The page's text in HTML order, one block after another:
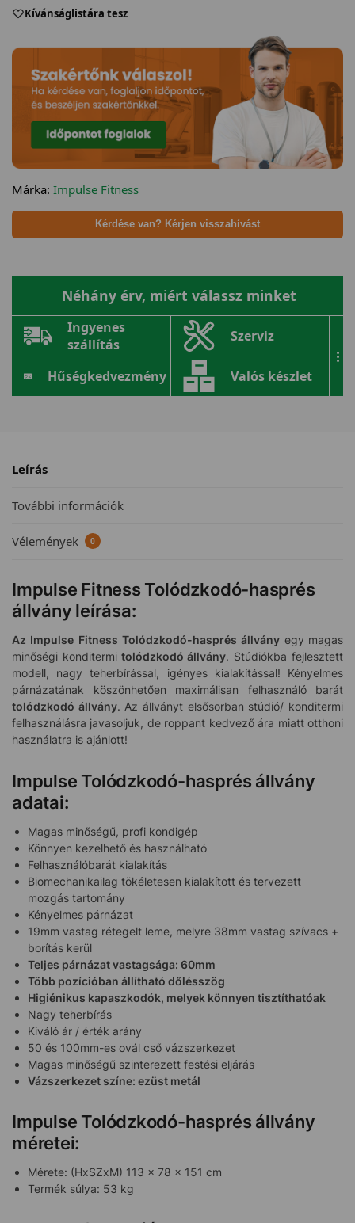
Kívánságlistára tesz
Márka: Impulse Fitness
Kérdése van? Kérjen visszahívást
Néhány érv, miért válassz minket
Ingyenes
szállítás
Szerviz
Hűségkedvezmény Valós készlet
...
Leírás
További információk
Vélemények 0
Impulse Fitness Tolódzkodó-hasprés
állvány leírása:
Az Impulse Fitness Tolódzkodó-hasprés állvány egy magas
minőségi konditermitolódzkodó állvány. Stúdiókba fejlesztett
modell, nagy teherbírással, igényes kialakítással! Kényelmes
párnázatának köszönhetően maximálisan felhasználó barát
tolódzkodó állvány. Az állványt elsősorban stúdió/ konditermi
felhasználásra javasoljuk, de roppant kedvező ára miatt otthoni
használatra is ajánlott!
Impulse Tolódzkodó-hasprés állvány
adatai:
Magas minőségű, profi kondigép
Könnyen kezelhető és használható
Felhasználóbarát kialakítás
Biomechanikailag tökéletesen kialakított és tervezett
mozgás tartomány
Kényelmes párnázat
19mm vastag rétegelt leme, melyre 38mm vastag szívacs +
borítás kerül
Teljes párnázat vastagsága: 60mm
Több pozícióban állítható dőlésszög
Higiénikus kapaszkodók, melyek könnyen tisztíthatóak
Nagy teherbírás
Kiváló ár / érték arány
50 és 100mm-es ovál cső vázszerkezet
Magas minőségű szinterezett festési eljárás
Vázszerkezet színe: ezüst metál
Impulse Tolódzkodó-hasprés állvány
méretei:
Mérete: (HxSZxM) 113 x 78 x 151 cm
Termék súlya: 53 kg